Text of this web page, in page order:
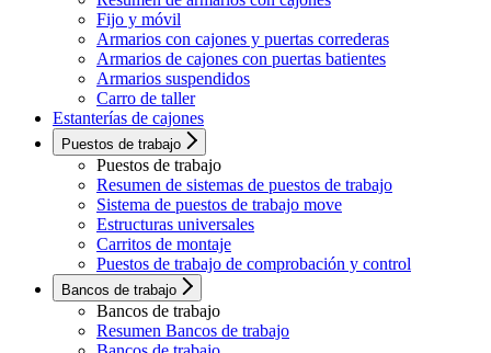
Fijo y móvil
Armarios con cajones y puertas correderas
Armarios de cajones con puertas batientes
Armarios suspendidos
Carro de taller
Estanterías de cajones
Puestos de trabajo
Puestos de trabajo
Resumen de sistemas de puestos de trabajo
Sistema de puestos de trabajo move
Estructuras universales
Carritos de montaje
Puestos de trabajo de comprobación y control
Bancos de trabajo
Bancos de trabajo
Resumen Bancos de trabajo